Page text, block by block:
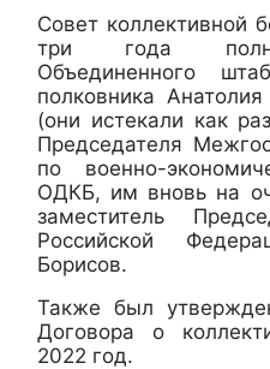
Совет коллективной
три года
Объединенного
полковника
(они истекали как
Председателя
по военно-
ОДКБ, им вновь на
заместитель
Российской
Борисов.
Также был
Договора о
2022 год.